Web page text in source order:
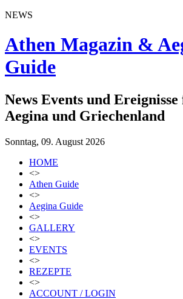
NEWS
Athen Magazin &
Guide
News Events und
Aegina und Griechenland
Sonntag, 09. August 2026
HOME
<>
Athen Guide
<>
Aegina Guide
<>
GALLERY
<>
EVENTS
<>
REZEPTE
<>
ACCOUNT / LOGIN